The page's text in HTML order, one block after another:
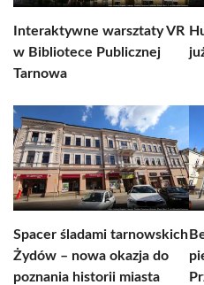
Interaktywne warsztaty VR
w Bibliotece Publicznej
Tarnowa
Spacer śladami tarnowskich
Żydów – nowa okazja do
poznania historii miasta